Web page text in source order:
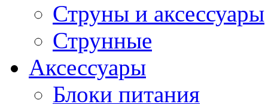
Струны и аксессуары
Струнные
Аксессуары
Блоки питания